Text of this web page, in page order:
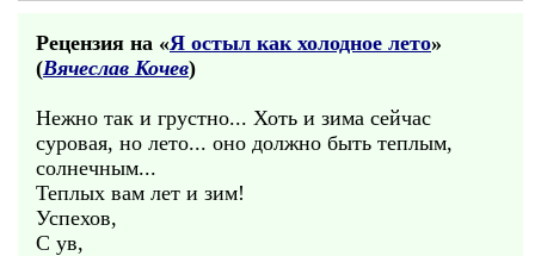
Рецензия на «Я остыл как холодное лето»
(Вячеслав Кочев)
Нежно так и грустно... Хоть и зима сейчас
суровая, но лето... оно должно быть теплым,
солнечным...
Теплых вам лет и зим!
Успехов,
С ув,